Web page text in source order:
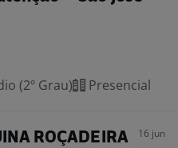
(2º Grau) Presencial
ROÇADEIRA 16 jun